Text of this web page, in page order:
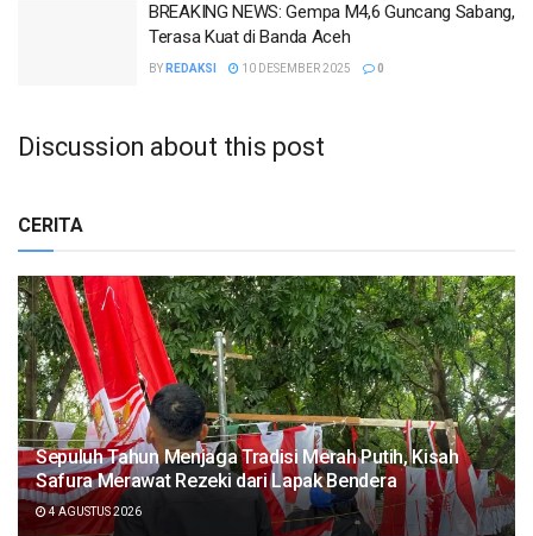
BREAKING NEWS: Gempa M4,6 Guncang Sabang,
Terasa Kuat di Banda Aceh
BY REDAKSI 10 DESEMBER 2025 0
Discussion about this post
CERITA
Sepuluh Tahun Menjaga Tradisi Merah Putih, Kisah
Safura Merawat Rezeki dari Lapak Bendera
4 AGUSTUS 2026